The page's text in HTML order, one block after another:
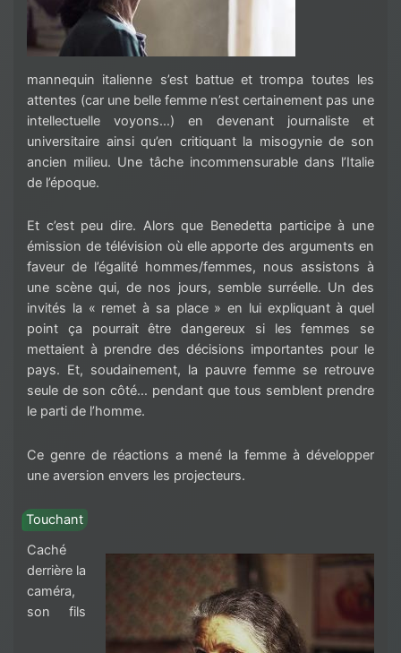
mannequin italienne s’est battue et trompa toutes les
attentes (car une belle femme n’est certainement pas une
intellectuelle voyons…) en devenant journaliste et
universitaire ainsi qu’en critiquant la misogynie de son
ancien milieu. Une tâche incommensurable dans l’Italie
de l’époque.
Et c’est peu dire. Alors que Benedetta participe à une
émission de télévision où elle apporte des arguments en
faveur de l’égalité hommes/femmes, nous assistons à
une scène qui, de nos jours, semble surréelle. Un des
invités la « remet à sa place » en lui expliquant à quel
point ça pourrait être dangereux si les femmes se
mettaient à prendre des décisions importantes pour le
pays. Et, soudainement, la pauvre femme se retrouve
seule de son côté… pendant que tous semblent prendre
le parti de l’homme.
Ce genre de réactions a mené la femme à développer
une aversion envers les projecteurs.
Touchant
Caché
derrière la
caméra,
son fils